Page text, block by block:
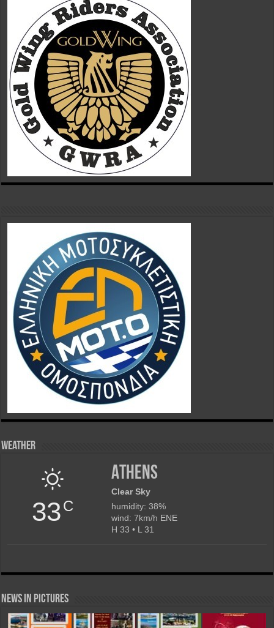
Weather
33C
Athens
Clear Sky
humidity: 38%
wind: 7km/h ENE
H 33 • L 31
News in Pictures